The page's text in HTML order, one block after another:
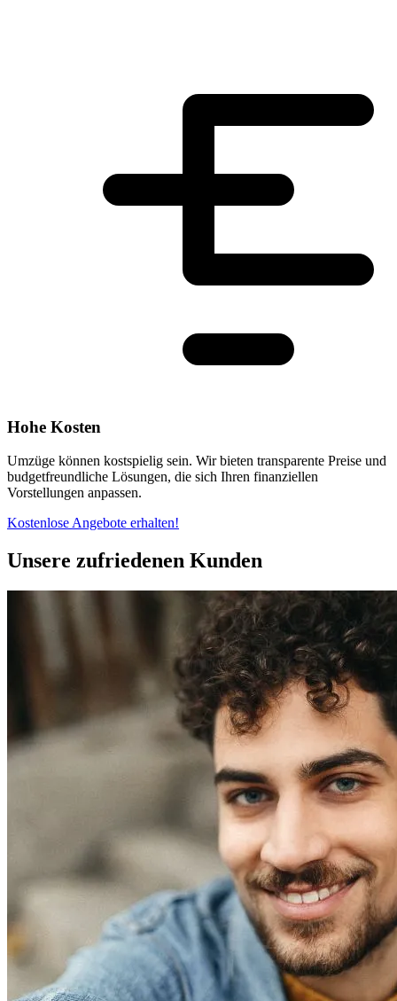
Hohe Kosten
Umzüge können kostspielig sein. Wir bieten transparente Preise und
budgetfreundliche Lösungen, die sich Ihren finanziellen
Vorstellungen anpassen.
Kostenlose Angebote erhalten!
Unsere zufriedenen Kunden